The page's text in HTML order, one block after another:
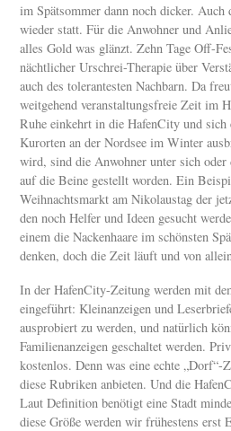
im Spätsommer dann noch dicker.
wieder statt. Für die Anwohner und
alles Gold was glänzt. Zehn Tage Off-
nächtlicher Urschrei-Therapie über
auch des tolerantesten Nachbarn. Da
weitgehend veranstaltungsfreie Zeit im
Ruhe einkehrt in die HafenCity und
Kurorten an der Nordsee im Winter
wird, sind die Anwohner unter sich oder
auf die Beine gestellt worden. Ein
Weihnachtsmarkt am Nikolaustag der
den noch Helfer und Ideen gesucht
einem die Nackenhaare im schönsten
denken, doch die Zeit läuft und von
In der HafenCity-Zeitung werden mit
eingeführt: Kleinanzeigen und
ausprobiert zu werden, und natürlich
Familienanzeigen geschaltet werden.
kostenlos. Denn was eine echte „Dorf“-
diese Rubriken anbieten. Und die
Laut Definition benötigt eine Stadt
diese Größe werden wir frühestens erst